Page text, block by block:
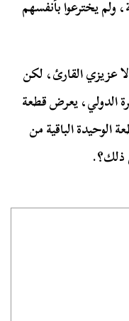
ولم يخترعوا بأنفسهم
عزيزي القارئ، لكن
الدولي، يعرض قطعة
الوحيدة الباقية من
ذلك؟.